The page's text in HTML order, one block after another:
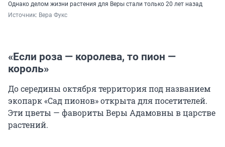
Однако делом жизни растения для Веры стали только 20 лет назад
Источник: Вера Фукс
«Если роза — королева, то пион —
король»
До середины октября территория под названием
экопарк «Сад пионов» открыта для посетителей.
Эти цветы — фавориты Веры Адамовны в царстве
растений.